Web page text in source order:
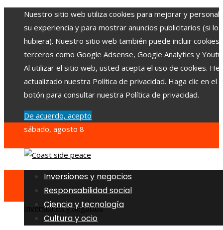
Nuestro sitio web utiliza cookies para mejorar y
su experiencia y para mostrar anuncios publicitarios (si los
hubiera). Nuestro sitio web también puede incluir cookies
terceros como Google Adsense, Google Analytics y
Al utilizar el sitio web, usted acepta el uso de cookies.
actualizado nuestra Política de privacidad. Haga clic en el
botón para consultar nuestra Política de privacidad.
De acuerdo, acepto
sábado, agosto 8
Inversiones y negocios
Responsabilidad social
Ciencia y tecnología
Cultura y ocio
Inversiones y negocios